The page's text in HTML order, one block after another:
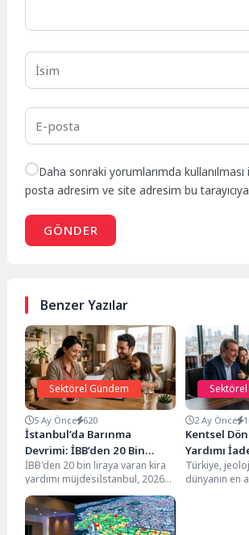
Daha sonraki yorumlarımda kullanılması
posta adresim ve site adresim bu
GÖNDER
Benzer Yazılar
Sektörel Gündem
5 Ay Önce 620
İstanbul’da Barınma
Devrimi: İBB’den 20 Bin
Liraya Varan Kira Yardımı ve
Kentsel Dönüşümün Yeni Yol
Haritası
İBB'den 20 bin liraya varan kira
yardımı müjdesiİstanbul, 2026
yılına derinleşen bir barınma
krizi ve...
2 Ay Önce
Kentsel
Yardımı
Karar:
Türkiye,
dünyanın en